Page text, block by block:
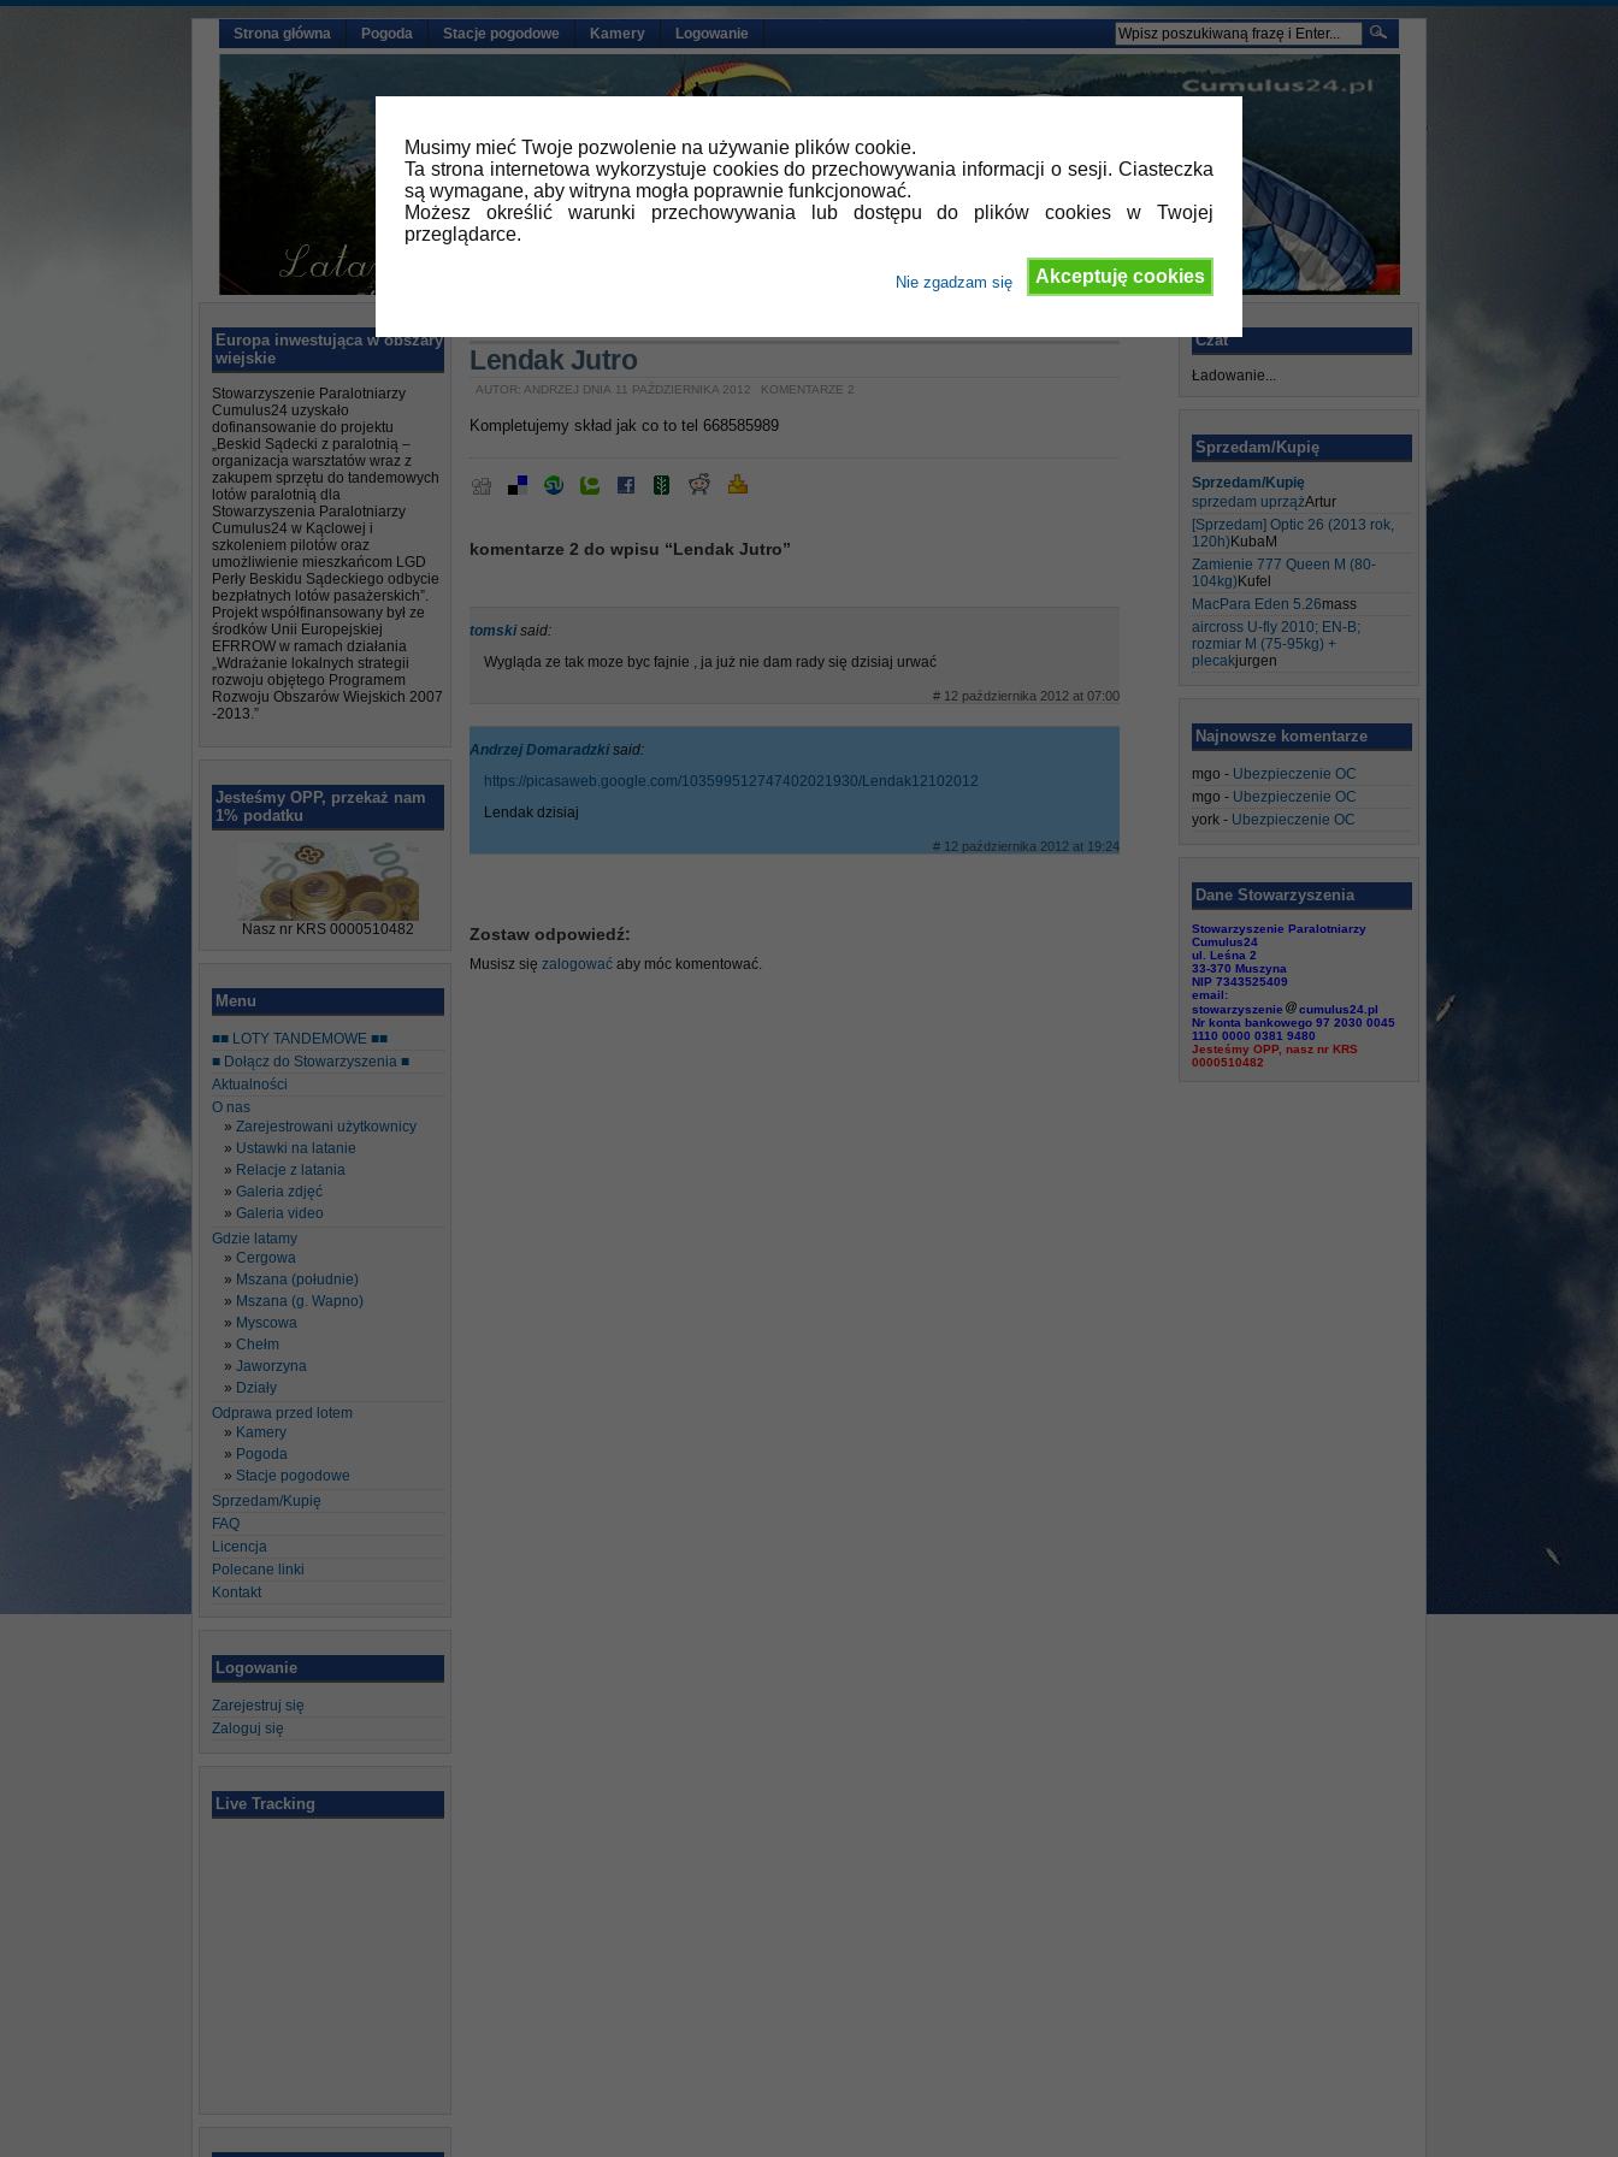
Musimy mieć Twoje pozwolenie na używanie plików cookie.
Ta strona internetowa wykorzystuje cookies do przechowywania informacji o sesji. Ciasteczka
są wymagane, aby witryna mogła poprawnie funkcjonować.
Możesz określić warunki przechowywania lub dostępu do plików cookies w Twojej
przeglądarce.
Akceptuję cookies
Nie zgadzam się
Strona główna Pogoda Stacje pogodowe Kamery Logowanie
Europa inwestująca w obszary
wiejskie
Stowarzyszenie Paralotniarzy
Cumulus24 uzyskało
dofinansowanie do projektu
„Beskid Sądecki z paralotnią –
organizacja warsztatów wraz z
zakupem sprzętu do tandemowych
lotów paralotnią dla
Stowarzyszenia Paralotniarzy
Cumulus24 w Kąclowej i
szkoleniem pilotów oraz
umożliwienie mieszkańcom LGD
Perły Beskidu Sądeckiego odbycie
bezpłatnych lotów pasażerskich”.
Projekt współfinansowany był ze
środków Unii Europejskiej
EFRROW w ramach działania
„Wdrażanie lokalnych strategii
rozwoju objętego Programem
Rozwoju Obszarów Wiejskich 2007
-2013.”
Jesteśmy OPP, przekaż nam
1% podatku
Nasz nr KRS 0000510482
Menu
■■ LOTY TANDEMOWE ■■
■ Dołącz do Stowarzyszenia ■
Aktualności
O nas
Zarejestrowani użytkownicy
Ustawki na latanie
Relacje z latania
Galeria zdjęć
Galeria video
Gdzie latamy
Cergowa
Mszana (południe)
Mszana (g. Wapno)
Myscowa
Chełm
Jaworzyna
Działy
Odprawa przed lotem
Kamery
Pogoda
Stacje pogodowe
Sprzedam/Kupię
FAQ
Licencja
Polecane linki
Kontakt
Logowanie
Zarejestruj się
Zaloguj się
Live Tracking
Lendak Jutro
AUTOR: ANDRZEJ DNIA 11 PAŹDZIERNIKA 2012 KOMENTARZE 2
Kompletujemy skład jak co to tel 668585989
komentarze 2 do wpisu “Lendak Jutro”
tomski said:
Wygląda ze tak moze byc fajnie , ja już nie dam rady się dzisiaj urwać
# 12 października 2012 at 07:00
Andrzej Domaradzki said:
https://picasaweb.google.com/103599512747402021930/Lendak12102012
Lendak dzisiaj
# 12 października 2012 at 19:24
Zostaw odpowiedź:
Musisz się zalogować aby móc komentować.
Czat
Ładowanie...
Sprzedam/Kupię
Sprzedam/Kupię
sprzedam uprzążArtur
[Sprzedam] Optic 26 (2013 rok,
120h) KubaM
Zamienie 777 Queen M (80-
104kg) Kufel
MacPara Eden 5.26mass
aircross U-fly 2010; EN-B;
rozmiar M (75-95kg) +
plecakjurgen
Najnowsze komentarze
mgo - Ubezpieczenie OC
mgo - Ubezpieczenie OC
york - Ubezpieczenie OC
Dane Stowarzyszenia
Stowarzyszenie Paralotniarzy
Cumulus24
ul. Leśna 2
33-370 Muszyna
NIP 7343525409
email:
stowarzyszenie
cumulus24.pl
Nr konta bankowego 97 2030 0045
1110 0000 0381 9480
Jesteśmy OPP, nasz nr KRS
0000510482